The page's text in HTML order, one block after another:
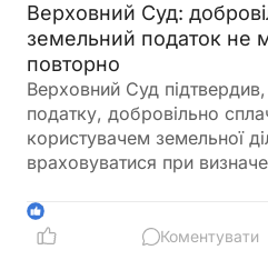
Верховний Суд:
земельний податок не
повторно
Верховний Суд
податку, добровільно
користувачем земельної
враховуватися при
взаємозаліком, а
стягненню коштів, які
1
Коментувати